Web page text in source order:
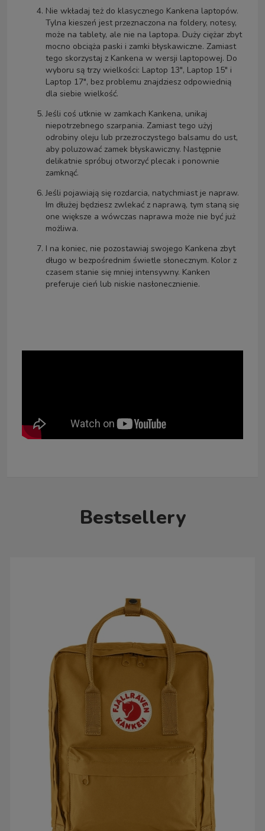
Nie wkładaj też do klasycznego Kankena laptopów.
Tylna kieszeń jest przeznaczona na foldery, notesy,
może na tablety, ale nie na laptopa. Duży ciężar zbyt
mocno obciąża paski i zamki błyskawiczne. Zamiast
tego skorzystaj z Kankena w wersji laptopowej. Do
wyboru są trzy wielkości: Laptop 13", Laptop 15" i
Laptop 17", bez problemu znajdziesz odpowiednią
dla siebie wielkość.
Jeśli coś utknie w zamkach Kankena, unikaj
niepotrzebnego szarpania. Zamiast tego użyj
odrobiny oleju lub przezroczystego balsamu do ust,
aby poluzować zamek błyskawiczny. Następnie
delikatnie spróbuj otworzyć plecak i ponownie
zamknąć.
Jeśli pojawiają się rozdarcia, natychmiast je napraw.
Im dłużej będziesz zwlekać z naprawą, tym staną się
one większe a wówczas naprawa może nie być już
możliwa.
I na koniec, nie pozostawiaj swojego Kankena zbyt
długo w bezpośrednim świetle słonecznym. Kolor z
czasem stanie się mniej intensywny. Kanken
preferuje cień lub niskie nasłonecznienie.
Bestsellery